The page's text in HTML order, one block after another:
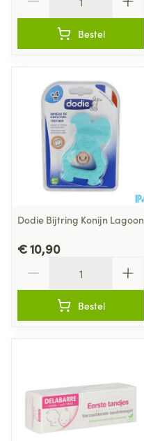
Bestel
Dodie Bijtring Konijn Lagoon
€ 10,90
Bestel